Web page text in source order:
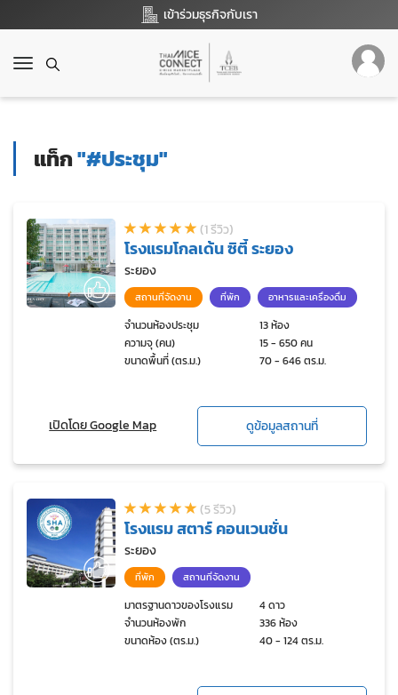
เข้าร่วมธุรกิจกับเรา
T
g
v
g
a
แท็ก"#ประชุม"
(1 รีวิว)
โรงแรมโกลเด้น ซิตี้ ระยอง
ระยอง
สถานที่จัดงาน ที่พัก อาหารและเครื่องดื่ม
จำนวนห้องประชุม
13 ห้อง
ความจุ (คน)
15 - 650 คน
ขนาดพื้นที่ (ตร.ม.)
70 - 646 ตร.ม.
เปิดโดย Google Map ดูข้อมูลสถานที่
(5 รีวิว)
โรงแรม สตาร์ คอนเวนชั่น
ระยอง
ที่พัก สถานที่จัดงาน
มาตรฐานดาวของโรงแรม
4 ดาว
จำนวนห้องพัก
336 ห้อง
ขนาดห้อง (ตร.ม.)
40 - 124 ตร.ม.